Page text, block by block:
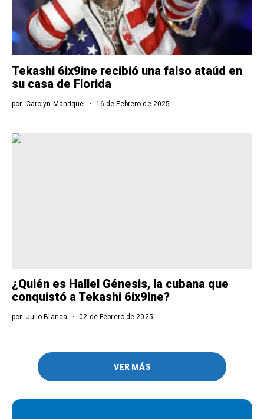
Tekashi 6ix9ine recibió una falso ataúd en
su casa de Florida
por Carolyn Manrique 16 de Febrero de 2025
¿Quién es Hallel Génesis, la cubana que
conquistó a Tekashi 6ix9ine?
por Julio Blanca 02 de Febrero de 2025
VER MÁS